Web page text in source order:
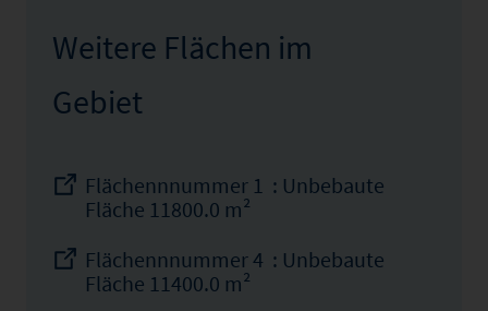
Weitere Flächen im
Gebiet
Flächennnummer 1 : Unbebaute
Fläche 11800.0 m²
Flächennnummer 4 : Unbebaute
Fläche 11400.0 m²